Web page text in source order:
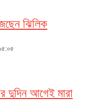
ঝিলিক
দুদিন আগেই মারা